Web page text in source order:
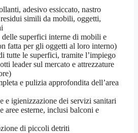
adesivo essiccato, nastro
simili da mobili, oggetti,
superfici interne di mobili e
fatta per gli oggetti al loro interno)
tutte le superfici, tramite l’impiego
leader sul mercato e attrezzature
e pulizia approfondita dell’area
e igienizzazione dei servizi sanitari
aree esterne, inclusi balconi e
di piccoli detriti